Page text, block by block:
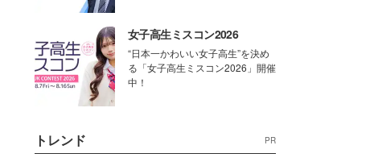
女子高生ミスコン2026
“日本一かわいい女子高生”を決め
る「女子高生ミスコン2026」開催
中！
トレンド PR